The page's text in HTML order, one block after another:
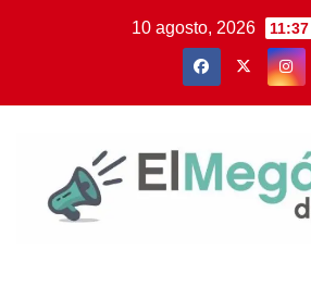
10 agosto, 2026